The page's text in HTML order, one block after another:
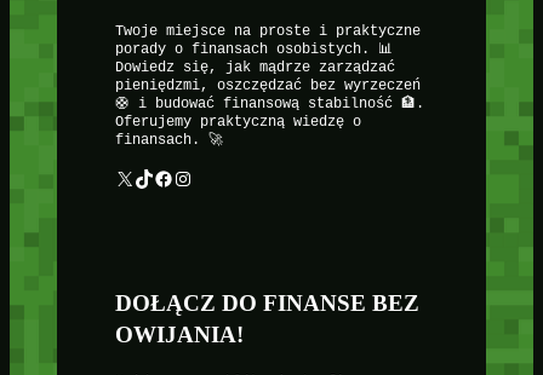
Twoje miejsce na proste i praktyczne
porady o finansach osobistych. 📊
Dowiedz się, jak mądrze zarządzać
pieniędzmi, oszczędzać bez wyrzeczeń
🛟 i budować finansową stabilność 🏦.
Oferujemy praktyczną wiedzę o
finansach. 🚀
X TikTok Facebook Instagram
DOŁĄCZ DO FINANSE BEZ
OWIJANIA!